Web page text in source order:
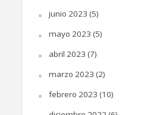
junio 2023 (5)
mayo 2023 (5)
abril 2023 (7)
marzo 2023 (2)
febrero 2023 (10)